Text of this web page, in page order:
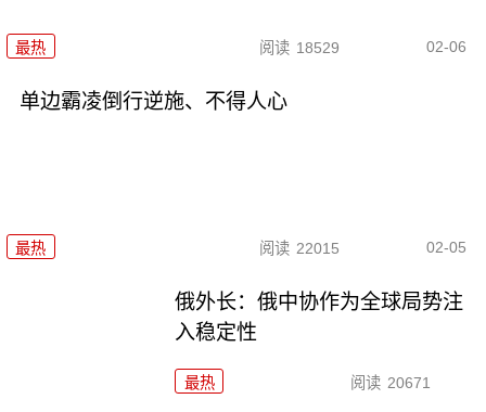
最热 阅读 18529 02-06
单边霸凌倒行逆施、不得人心
最热 阅读 22015 02-05
俄外长：俄中协作为全球局势注
入稳定性
最热 阅读 20671